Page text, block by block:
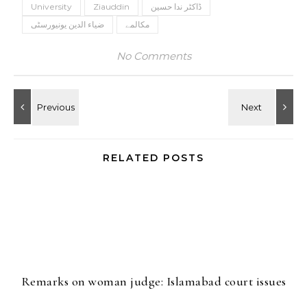
University Ziauddin
ڈاکٹر ندا حسین
ضیاء الدین یونیورسٹی
مکالمے
No Comments
RELATED POSTS
Remarks on woman judge: Islamabad court issues